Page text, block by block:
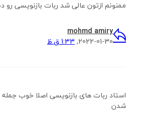
ممنونم ازتون عالی شد ربات بازنویسی رو
mohmd amiry
2022-01-30, 1:33 ق.ظ
استاد ربات های بازنویسی اصلا خوب
شدن